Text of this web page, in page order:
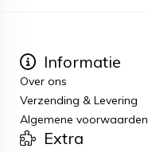
Informatie
Over ons
Verzending & Levering
Algemene voorwaarden
Extra